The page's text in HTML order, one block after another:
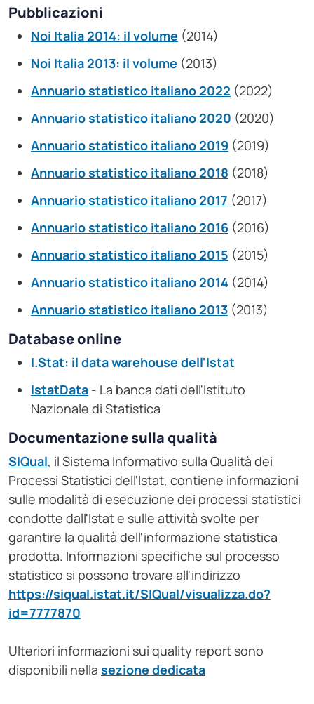
Pubblicazioni
Noi Italia 2014: il volume (2014)
Noi Italia 2013: il volume (2013)
Annuario statistico italiano 2022 (2022)
Annuario statistico italiano 2020 (2020)
Annuario statistico italiano 2019 (2019)
Annuario statistico italiano 2018 (2018)
Annuario statistico italiano 2017 (2017)
Annuario statistico italiano 2016 (2016)
Annuario statistico italiano 2015 (2015)
Annuario statistico italiano 2014 (2014)
Annuario statistico italiano 2013 (2013)
Database online
I.Stat: il data warehouse dell'Istat
IstatData - La banca dati dell'Istituto
Nazionale di Statistica
Documentazione sulla qualità
SIQual, il Sistema Informativo sulla Qualità dei
Processi Statistici dell'Istat, contiene informazioni
sulle modalità di esecuzione dei processi statistici
condotte dall'Istat e sulle attività svolte per
garantire la qualità dell'informazione statistica
prodotta. Informazioni specifiche sul processo
statistico si possono trovare all'indirizzo
https://siqual.istat.it/SIQual/visualizza.do?
id=7777870
Ulteriori informazioni sui quality report sono
disponibili nella sezione dedicata